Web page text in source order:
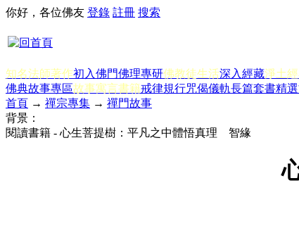
你好，各位佛友 登錄 註冊 搜索
知名法師著作初入佛門佛理專研佛教徒生活深入經藏淨土
佛典故事專區故事寓言書籍戒律規行咒偈儀軌長篇套書精
首頁 → 禪宗專集 → 禪門故事
背景：
閱讀書籍 - 心生菩提樹：平凡之中體悟真理 智緣